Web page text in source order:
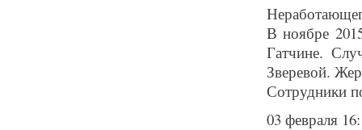
В ноябре
Гатчине.
Зверевой.
Сотрудники
03 февраля